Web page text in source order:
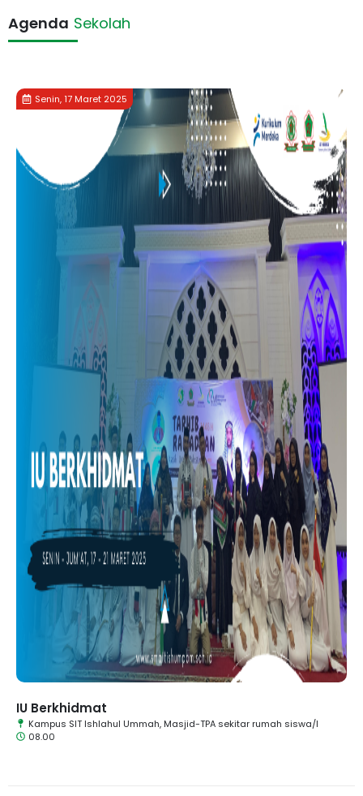
Agenda Sekolah
Senin, 17 Maret 2025
IU Berkhidmat
Kampus SIT Ishlahul Ummah, Masjid-TPA sekitar rumah siswa/I
08.00